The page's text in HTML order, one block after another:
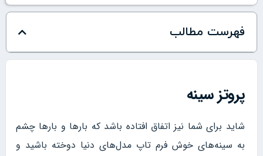
فهرست مطالب
پروتز سینه
شاید برای شما نیز اتفاق افتاده باشد که بارها و بارها چشم
به سینه‌های خوش فرم تاپ مدل‌های دنیا دوخته باشید و